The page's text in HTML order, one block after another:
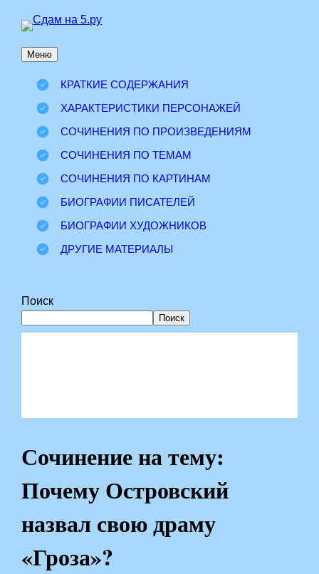
Перейти
содержимому
Меню
КРАТКИЕ СОДЕРЖАНИЯ
ХАРАКТЕРИСТИКИ ПЕРСОНАЖЕЙ
СОЧИНЕНИЯ ПО ПРОИЗВЕДЕНИЯМ
СОЧИНЕНИЯ ПО ТЕМАМ
СОЧИНЕНИЯ ПО КАРТИНАМ
БИОГРАФИИ ПИСАТЕЛЕЙ
БИОГРАФИИ ХУДОЖНИКОВ
ДРУГИЕ МАТЕРИАЛЫ
Поиск
Поиск
Сочинение на тему:
Почему Островский
назвал свою драму
«Гроза»?